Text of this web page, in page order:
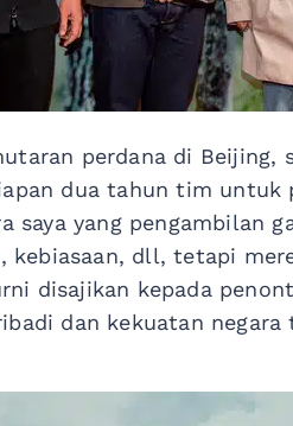
perdana di Beijing,
dua tahun tim untuk
saya yang pengambilan
kebiasaan, dll, tetapi
disajikan kepada
dan kekuatan